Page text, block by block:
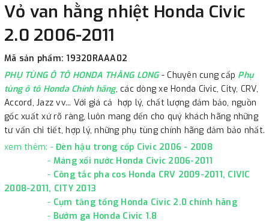
Vỏ van hằng nhiệt Honda Civic
2.0 2006-2011
Mã sản phẩm: 19320RAAA02
PHỤ TÙNG Ô TÔ HONDA THĂNG LONG- Chuyên cung cấp Phụ
tùng ô tô Honda Chính hãng, các dòng xe Honda Civic, City, CRV,
Accord, Jazz vv... Với giá cả hợp lý, chất lượng đảm bảo, nguồn
gốc xuất xứ rõ ràng, luôn mang đến cho quý khách hãng những
tư vấn chi tiết, hợp lý, những phụ tùng chính hãng đảm bảo nhất.
xem thêm: - Đèn hậu trong cốp Civic 2006 - 2008
- Máng xối nước Honda Civic 2006-2011
- Công tắc pha cos Honda CRV 2009-2011, CIVIC
2008-2011, CITY 2013
- Cụm tăng tổng Honda Civic 2.0 chính hãng
- Bướm ga Honda Civic 1.8